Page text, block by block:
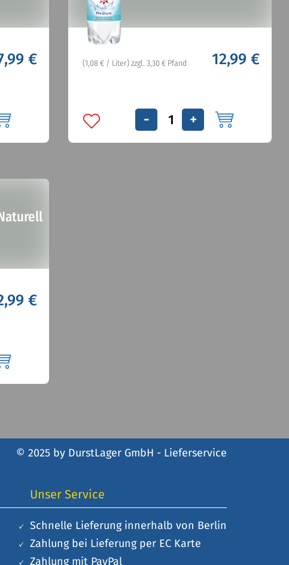
€ (1,08 € / Liter) zzgl. 3,30 € Pfand 12,99 €
- +
€
© 2025 by DurstLager GmbH - Lieferservice
Unser Service
Schnelle Lieferung innerhalb von Berlin
Zahlung bei Lieferung per EC Karte
Zahlung mit PayPal